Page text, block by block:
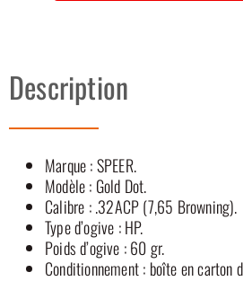
Description
Marque : SPEER.
Modèle : Gold Dot.
Calibre : .32ACP (7,65 Browning).
Type d’ogive : HP.
Poids d’ogive : 60 gr.
Conditionnement : boîte en carton